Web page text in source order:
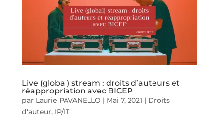
Live (global) stream : droits d’auteurs et
réappropriation avec BICEP
par Laurie PAVANELLO | Mai 7, 2021 | Droits
d'auteur, IP/IT